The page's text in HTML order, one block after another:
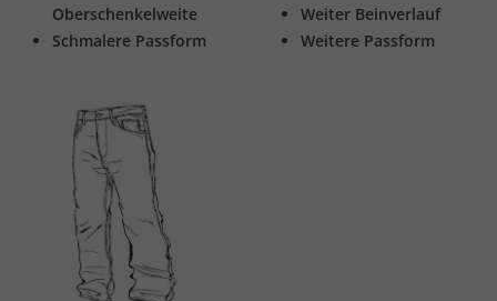
Oberschenkelweite
Schmalere Passform
Weiter Beinverlauf
Weitere Passform